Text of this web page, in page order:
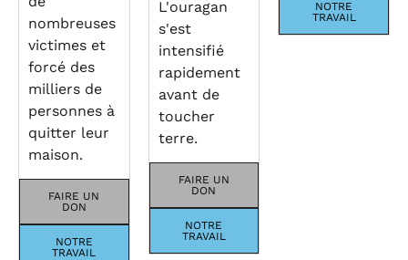
nombreuses
victimes et
forcé des
milliers de
personnes à
quitter leur
maison.
FAIRE UN
DON
NOTRE
TRAVAIL
L'ouragan
s'est
intensifié
rapidement
avant de
toucher
terre.
FAIRE UN
DON
NOTRE
TRAVAIL
NOTRE
TRAVAIL